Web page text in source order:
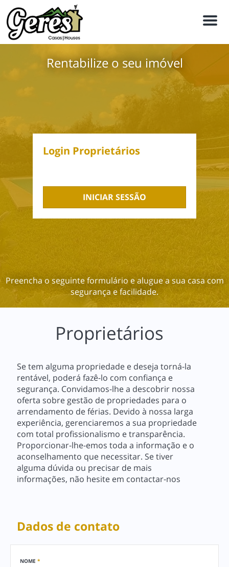
M
Rentabilize o seu imóvel
Preencha o seguinte formulário e alugue a sua casa com
segurança e facilidade.
Login Proprietários
Proprietários
Se tem alguma propriedade e deseja torná-la
rentável, poderá fazê-lo com confiança e
segurança. Convidamos-lhe a descobrir nossa
oferta sobre gestão de propriedades para o
arrendamento de férias. Devido à nossa larga
experiência, gerenciaremos a sua propriedade
com total profissionalismo e transparência.
Proporcionar-lhe-emos toda a informação e o
aconselhamento que necessitar. Se tiver
alguma dúvida ou precisar de mais
informações, não hesite em contactar-nos
Dados de contato
NOME *